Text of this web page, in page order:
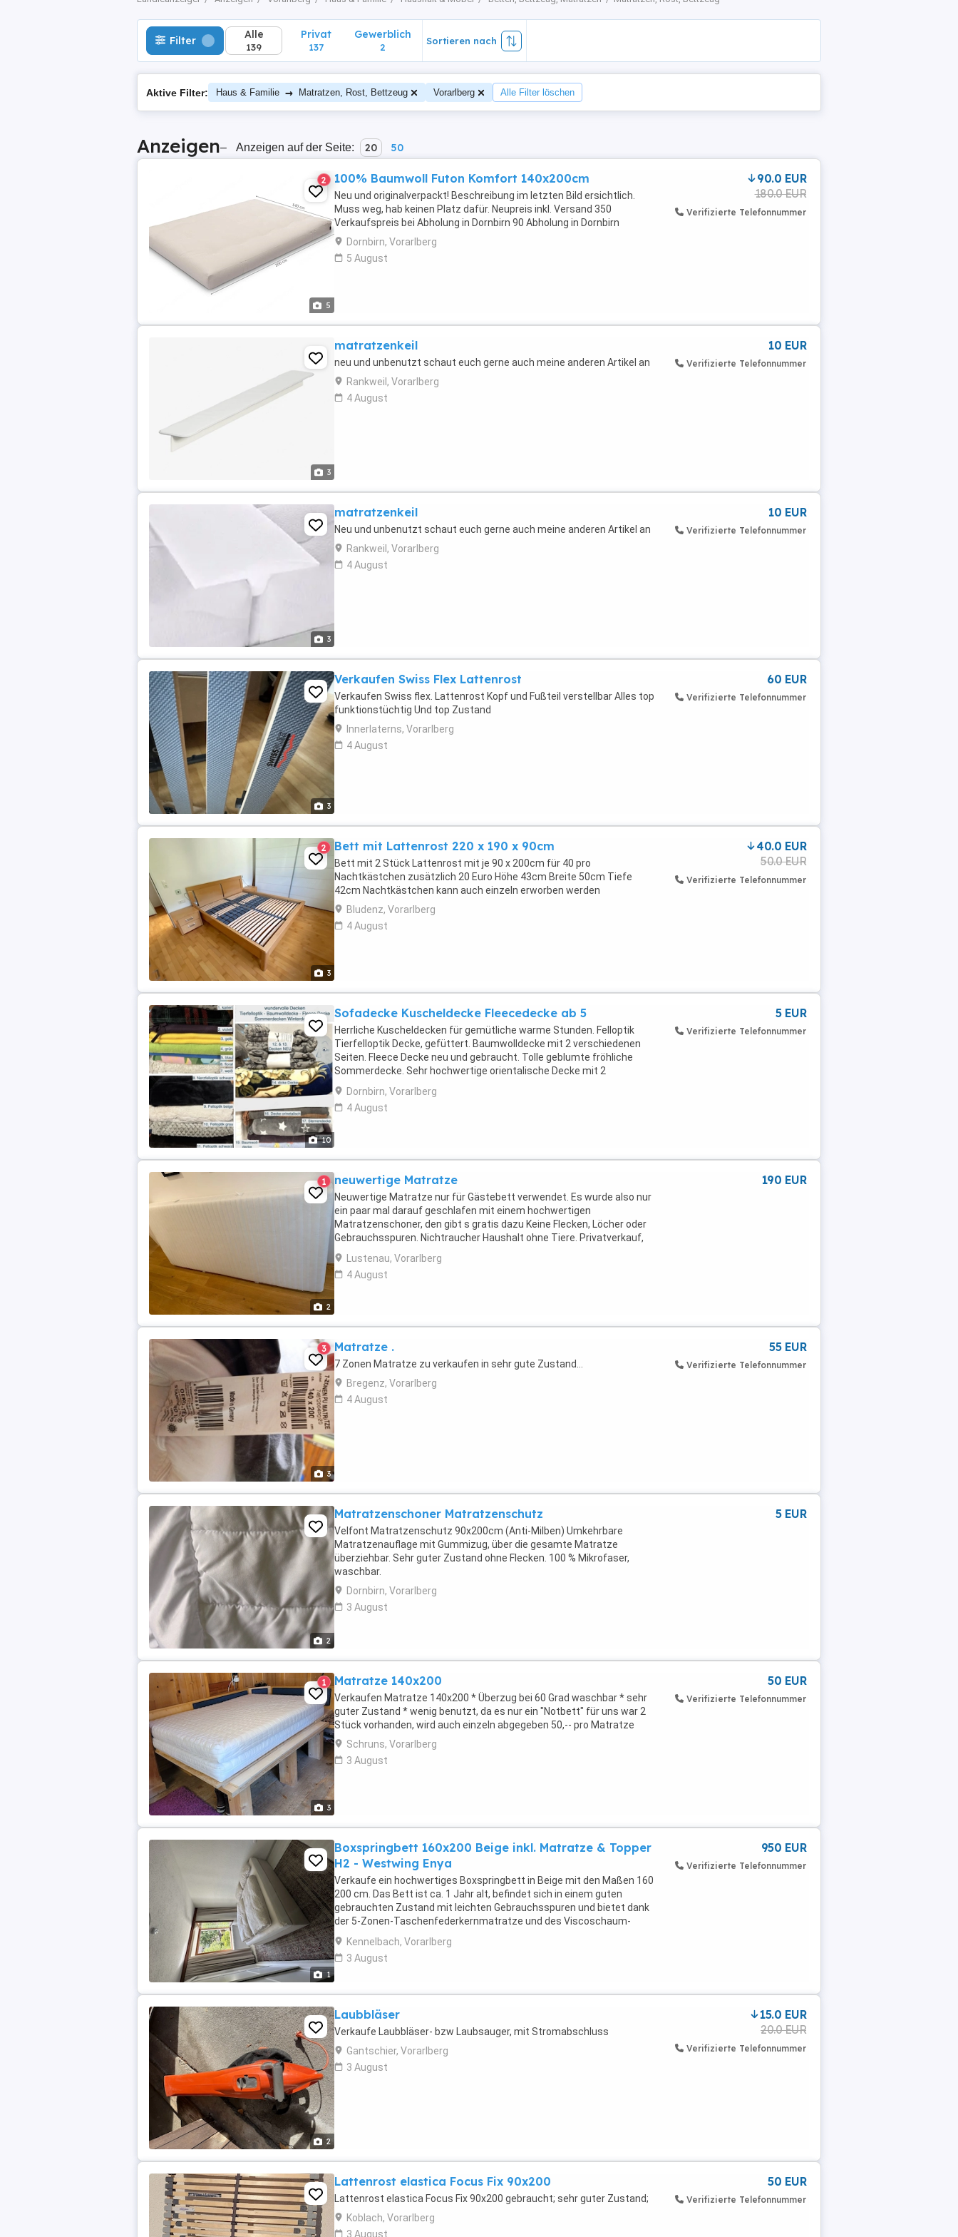
Filter Alle
139
Privat
137
Gewerblich
2
Sortieren nach
Aktive Filter: Haus & Familie → Matratzen, Rost, Bettzeug Vorarlberg Alle Filter löschen
Anzeigen– Anzeigen auf der Seite: 20 50
5
2 100% Baumwoll Futon Komfort 140x200cm
Neu und originalverpackt! Beschreibung im letzten Bild ersichtlich.
Muss weg, hab keinen Platz dafür. Neupreis inkl. Versand 350
Verkaufspreis bei Abholung in Dornbirn 90 Abholung in Dornbirn
Dornbirn, Vorarlberg
5 August
90.0 EUR
180.0 EUR
Verifizierte Telefonnummer
3
matratzenkeil
neu und unbenutzt schaut euch gerne auch meine anderen Artikel an
Rankweil, Vorarlberg
4 August
10 EUR
Verifizierte Telefonnummer
3
matratzenkeil
Neu und unbenutzt schaut euch gerne auch meine anderen Artikel an
Rankweil, Vorarlberg
4 August
10 EUR
Verifizierte Telefonnummer
3
Verkaufen Swiss Flex Lattenrost
Verkaufen Swiss flex. Lattenrost Kopf und Fußteil verstellbar Alles top
funktionstüchtig Und top Zustand
Innerlaterns, Vorarlberg
4 August
60 EUR
Verifizierte Telefonnummer
3
2 Bett mit Lattenrost 220 x 190 x 90cm
Bett mit 2 Stück Lattenrost mit je 90 x 200cm für 40 pro
Nachtkästchen zusätzlich 20 Euro Höhe 43cm Breite 50cm Tiefe
42cm Nachtkästchen kann auch einzeln erworben werden
Bludenz, Vorarlberg
4 August
40.0 EUR
50.0 EUR
Verifizierte Telefonnummer
10
Sofadecke Kuscheldecke Fleecedecke ab 5
Herrliche Kuscheldecken für gemütliche warme Stunden. Felloptik
Tierfelloptik Decke, gefüttert. Baumwolldecke mit 2 verschiedenen
Seiten. Fleece Decke neu und gebraucht. Tolle geblumte fröhliche
Sommerdecke. Sehr hochwertige orientalische Decke mit 2
verschiedenen Seiten. Sehr dicke warme Decke für den ...
Dornbirn, Vorarlberg
4 August
5 EUR
Verifizierte Telefonnummer
2
1 neuwertige Matratze
Neuwertige Matratze nur für Gästebett verwendet. Es wurde also nur
ein paar mal darauf geschlafen mit einem hochwertigen
Matratzenschoner, den gibt s gratis dazu Keine Flecken, Löcher oder
Gebrauchsspuren. Nichtraucher Haushalt ohne Tiere. Privatverkauf,
keine Rücknahme oder Gewährleistung. Selbstabholung ...
Lustenau, Vorarlberg
4 August
190 EUR
3
3 Matratze .
7 Zonen Matratze zu verkaufen in sehr gute Zustand...
Bregenz, Vorarlberg
4 August
55 EUR
Verifizierte Telefonnummer
2
Matratzenschoner Matratzenschutz
Velfont Matratzenschutz 90x200cm (Anti-Milben) Umkehrbare
Matratzenauflage mit Gummizug, über die gesamte Matratze
überziehbar. Sehr guter Zustand ohne Flecken. 100 % Mikrofaser,
waschbar.
Dornbirn, Vorarlberg
3 August
5 EUR
3
1 Matratze 140x200
Verkaufen Matratze 140x200 * Überzug bei 60 Grad waschbar * sehr
guter Zustand * wenig benutzt, da es nur ein "Notbett" für uns war 2
Stück vorhanden, wird auch einzeln abgegeben 50,-- pro Matratze
Schruns, Vorarlberg
3 August
50 EUR
Verifizierte Telefonnummer
1
Boxspringbett 160x200 Beige inkl. Matratze & Topper
H2 - Westwing Enya
Verkaufe ein hochwertiges Boxspringbett in Beige mit den Maßen 160
200 cm. Das Bett ist ca. 1 Jahr alt, befindet sich in einem guten
gebrauchten Zustand mit leichten Gebrauchsspuren und bietet dank
der 5-Zonen-Taschenfederkernmatratze und des Viscoschaum-
Toppers einen hohen Schlafkomfort. Details: * ...
Kennelbach, Vorarlberg
3 August
950 EUR
Verifizierte Telefonnummer
2
Laubbläser
Verkaufe Laubbläser- bzw Laubsauger, mit Stromabschluss
Gantschier, Vorarlberg
3 August
15.0 EUR
20.0 EUR
Verifizierte Telefonnummer
Lattenrost elastica Focus Fix 90x200
Lattenrost elastica Focus Fix 90x200 gebraucht; sehr guter Zustand;
Koblach, Vorarlberg
3 August
50 EUR
Verifizierte Telefonnummer